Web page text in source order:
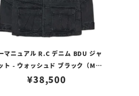
マニュアル R.C デニム BDU ジャ
ト - ウォッシュド ブラック（Mサ
イズ）
¥38,500